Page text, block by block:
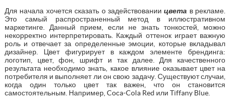
Для начала хочется сказать о задействованиицвета в рекламе.
Это самый распространенный метод в иллюстративном
маркетинге. Данный прием, если не знать тонкостей, можно
некорректно интерпретировать. Каждый оттенок играет важную
роль и отвечает за определенные эмоции, которые вкладывал
дизайнер. Цвет фигурирует в каждом элементе брендинга:
логотип, цвет, фон, шрифт и так далее. Для качественного
результата необходимо знать, какое влияние оказывает цвет на
потребителя и выполняет ли он свою задачу. Существуют случаи,
когда один только цвет так важен, что он становится
самостоятельным. Например, Coca-Cola Red или Tiffany Blue.